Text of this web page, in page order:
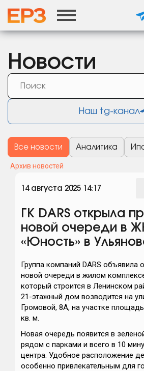
Новости
Наш tg-канал
Все новости Аналитика
Архив новостей
14 августа 2025 14:17
ГК DARS открыла
новой очереди в
«Юность» в
Группа компаний DARS объявила
новой очереди в жилом
который строится в Ленинском
21-этажный дом возводится на
Громовой, 8А, на участке
кв. м.
Новая очередь появится в
рядом с парками и всего в 10
центра. Удобное расположение
особенно привлекательным для